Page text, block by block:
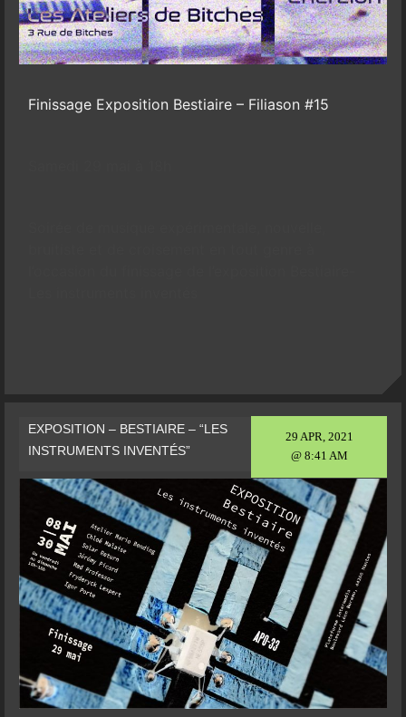
Finissage Exposition Bestiaire – Filiason #15
29 APR, 2021
@ 8:41 AM
EXPOSITION – BESTIAIRE – “LES
INSTRUMENTS INVENTÉS”